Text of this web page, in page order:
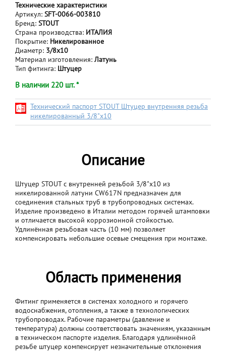
Технические характеристики
Артикул: SFT-0066-003810
Бренд: STOUT
Страна производства: ИТАЛИЯ
Покрытие: Никелированное
Диаметр: 3/8x10
Материал изготовления: Латунь
Тип фитинга: Штуцер
В наличии 220 шт. *
Технический паспорт STOUT Штуцер внутренняя резьба
никелированный 3/8"x10
Описание
Штуцер STOUT с внутренней резьбой 3/8"x10 из
никелированной латуни CW617N предназначен для
соединения стальных труб в трубопроводных системах.
Изделие произведено в Италии методом горячей штамповки
и отличается высокой коррозионной стойкостью.
Удлинённая резьбовая часть (10 мм) позволяет
компенсировать небольшие осевые смещения при монтаже.
Область применения
Фитинг применяется в системах холодного и горячего
водоснабжения, отопления, а также в технологических
трубопроводах. Рабочие параметры (давление и
температура) должны соответствовать значениям, указанным
в техническом паспорте изделия. Благодаря удлинённой
резьбе штуцер компенсирует незначительные отклонения